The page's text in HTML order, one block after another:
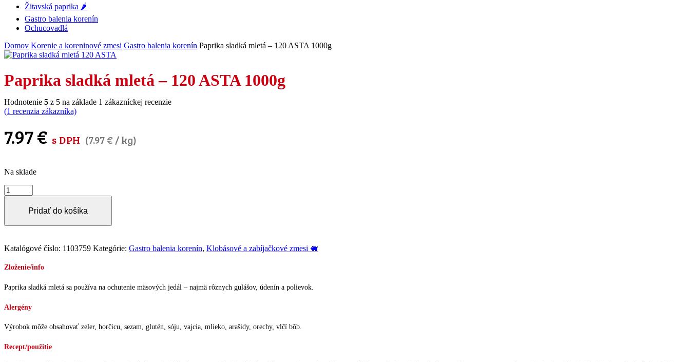
Žitavská paprika 🌶
Gastro balenia korenín
Ochucovadlá
Domov Korenie a koreninové zmesi Gastro balenia korenín Paprika sladká mletá – 120 ASTA 1000g
Paprika sladká mletá – 120 ASTA 1000g
Hodnotenie 5 z 5 na základe 1 zákazníckej recenzie
(1 recenzia zákazníka)
7.97€ s DPH (7.97€ / kg)
Na sklade
množstvo
Paprika
-
ASTA
1000g
Pridať do košíka
Katalógové číslo: 1103759 Kategórie: Gastro balenia korenín, Klobásové a zabíjačkové zmesi 🐖
Zloženie/info
Paprika sladká mletá sa používa na ochutenie mäsových jedál – najmä rôznych gulášov, údenín a polievok.
Alergény
Výrobok môže obsahovať zeler, horčicu, sezam, glutén, sóju, vajcia, mlieko, arašidy, orechy, vlčí bôb.
Recept/použitie